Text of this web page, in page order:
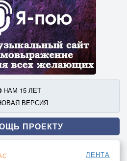
НАМ 15 ЛЕТ
ВЕРСИЯ
ПРОЕКТУ
ЛЕНТА